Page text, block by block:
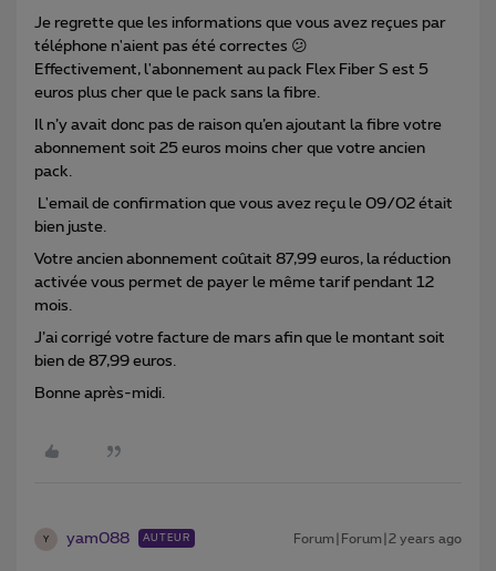
Je regrette que les informations que vous avez reçues par
téléphone n'aient pas été correctes 😕
Effectivement, l'abonnement au pack Flex Fiber S est 5
euros plus cher que le pack sans la fibre.
Il n’y avait donc pas de raison qu’en ajoutant la fibre votre
abonnement soit 25 euros moins cher que votre ancien
pack.
L'email de confirmation que vous avez reçu le 09/02 était
bien juste.
Votre ancien abonnement coûtait 87,99 euros, la réduction
activée vous permet de payer le même tarif pendant 12
mois.
J’ai corrigé votre facture de mars afin que le montant soit
bien de 87,99 euros.
Bonne après-midi.
Y yam088 AUTEUR Forum|Forum|2 years ago